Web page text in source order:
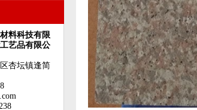
料科技有限
艺品有限公
杏坛镇逢简